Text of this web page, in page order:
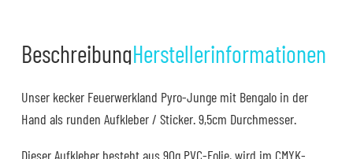
BeschreibungHerstellerinformationen
Unser kecker Feuerwerkland Pyro-Junge mit Bengalo in der
Hand als runden Aufkleber / Sticker. 9,5cm Durchmesser.
Dieser Aufkleber besteht aus 90g PVC-Folie, wird im CMYK-